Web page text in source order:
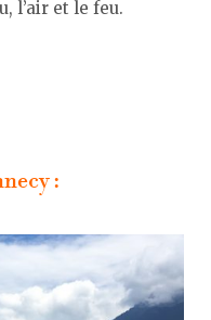
l’air et le feu.
: